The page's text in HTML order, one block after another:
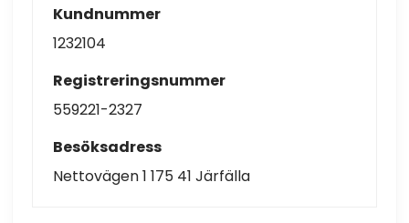
Kundnummer
1232104
Registreringsnummer
559221-2327
Besöksadress
Nettovägen 1 175 41 Järfälla